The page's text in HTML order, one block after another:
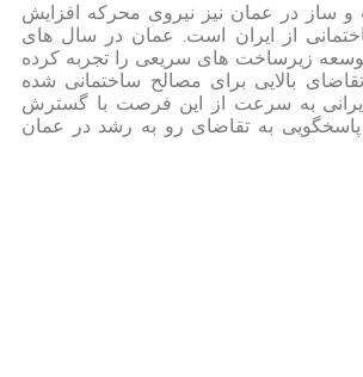
در عمان نیز نیروی محرکه افزایش
از ایران است. عمان در سال های
زیرساخت های سریعی را تجربه کرده
بالایی برای مصالح ساختمانی شده
به سرعت از این فرصت با گسترش
به تقاضای رو به رشد در عمان